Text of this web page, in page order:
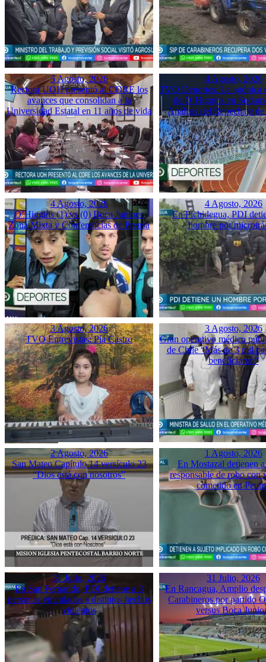
5 Agosto, 2026
Rectora UOH presentó al CORE los
avances que consolidan a la
Universidad Estatal en 11 años de vida
4 Agosto, 2026
TVO Deportes: La agónica
de O’Higgins en
Análisis del Repechaje de
4 Agosto, 2026
O’Higgins (1) vs (0) Boca Juniors:
Zona Mixta y Conferencias de Prensa
4 Agosto, 2026
En Pichidegua, PDI
hombre por
3 Agosto, 2026
TVO Entrevistas: Pía Castro
3 Agosto, 2026
Gran operativo médico
de Chile “Más de 3 mil
beneficiaron”
2 Agosto, 2026
San Mateo Capítulo 14 versículo 23
“Dios está con nosotros”
1 Agosto, 2026
En Mostazal detienen
responsable de robo con
cometido en
31 Julio, 2026
En San Fernando, PDI detiene a 3
personas vinculadas a distintos hechos
violentos
31 Julio, 2026
En Rancagua, Amplio
Carabineros por partido
versus Boca